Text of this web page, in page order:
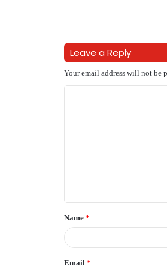
Leave a Reply
Your email address will not be
t
*
Name *
Email *